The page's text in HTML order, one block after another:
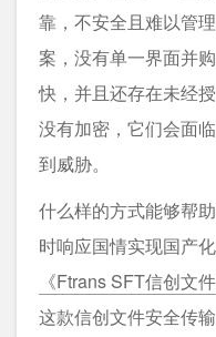
靠，不安全且难以管
案，没有单一界面并
快，并且还存在未经
没有加密，它们会面
到威胁。
什么样的方式能够帮
时响应国情实现国产
《Ftrans SFT信创文
这款信创文件安全传